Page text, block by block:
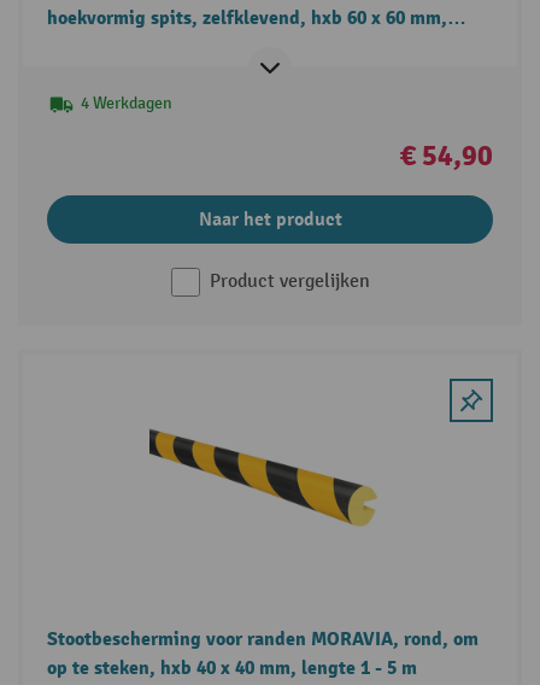
hoekvormig spits, zelfklevend, hxb 60 x 60 mm,
4 Werkdagen
€ 54,90
Naar het product
Product vergelijken
Stootbescherming voor randen MORAVIA, rond, om
op te steken, hxb 40 x 40 mm, lengte 1 - 5 m